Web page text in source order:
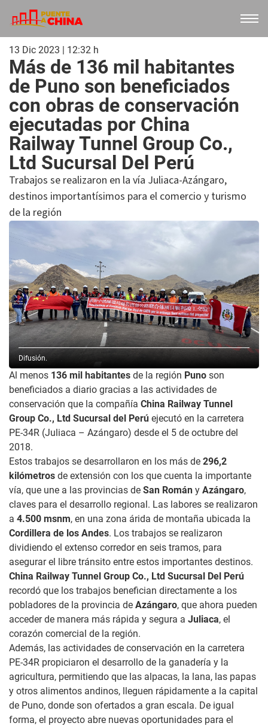
13 Dic 2023 | 12:32 h
Más de 136 mil habitantes
de Puno son beneficiados
con obras de conservación
ejecutadas por China
Railway Tunnel Group Co.,
Ltd Sucursal Del Perú
Trabajos se realizaron en la vía Juliaca-Azángaro,
destinos importantísimos para el comercio y turismo
de la región
Difusión.
Al menos 136 mil habitantes de la región Puno son
beneficiados a diario gracias a las actividades de
conservación que la compañía China Railway Tunnel
Group Co., Ltd Sucursal del Perú ejecutó en la carretera
PE-34R (Juliaca – Azángaro) desde el 5 de octubre del
2018.
Estos trabajos se desarrollaron en los más de 296,2
kilómetros de extensión con los que cuenta la importante
vía, que une a las provincias de San Román y Azángaro,
claves para el desarrollo regional. Las labores se realizaron
a 4.500 msnm, en una zona árida de montaña ubicada la
Cordillera de los Andes. Los trabajos se realizaron
dividiendo el extenso corredor en seis tramos, para
asegurar el libre tránsito entre estos importantes destinos.
China Railway Tunnel Group Co., Ltd Sucursal Del Perú
recordó que los trabajos benefician directamente a los
pobladores de la provincia de Azángaro, que ahora pueden
acceder de manera más rápida y segura a Juliaca, el
corazón comercial de la región.
Además, las actividades de conservación en la carretera
PE-34R propiciaron el desarrollo de la ganadería y la
agricultura, permitiendo que las alpacas, la lana, las papas
y otros alimentos andinos, lleguen rápidamente a la capital
de Puno, donde son ofertados a gran escala. De igual
forma, el proyecto abre nuevas oportunidades para el